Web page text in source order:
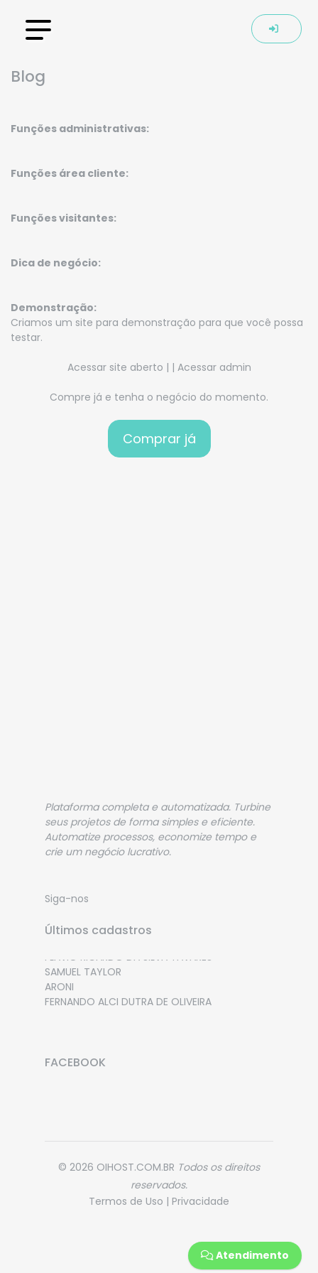
Blog
Funções administrativas:
Funções área cliente:
Funções visitantes:
Dica de negócio:
Demonstração:
Criamos um site para demonstração para que você possa
testar.
Acessar site aberto | | Acessar admin
Compre já e tenha o negócio do momento.
Plataforma completa e automatizada. Turbine
seus projetos de forma simples e eficiente.
Automatize processos, economize tempo e
crie um negócio lucrativo.
Siga-nos
Últimos cadastros
SAMUEL TAYLOR
ARONI
FERNANDO ALCI DUTRA DE OLIVEIRA
FACEBOOK
© 2026 OIHOST.COM.BR Todos os direitos
reservados.
Termos de Uso | Privacidade
Atendimento